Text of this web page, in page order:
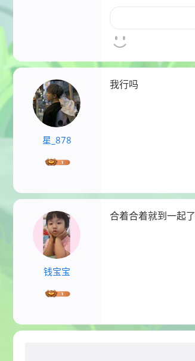
星_878
我行吗
钱宝宝
合着合着就到一起了